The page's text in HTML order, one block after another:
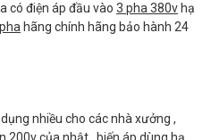
có điện áp đầu vào 3 pha 380v hạ
hãng chính hãng bảo hành 24
nhiều cho các nhà xưởng ,